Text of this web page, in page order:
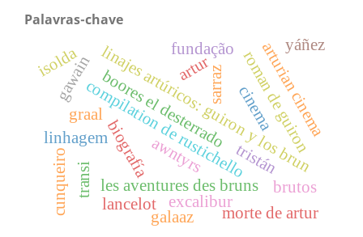
Palavras-chave
linajes artúricos: guiron y los brun
roman de guiron
compilation de rustichello
les aventures des bruns
boores el desterrado
sarraz
biografía
brutos
artur
linhagem
fundação
cinema
excalibur
arturian cinema
morte de artur
awntyrs
transi
gawain
lancelot
graal
galaaz
yáñez
cunqueiro tristán
isolda